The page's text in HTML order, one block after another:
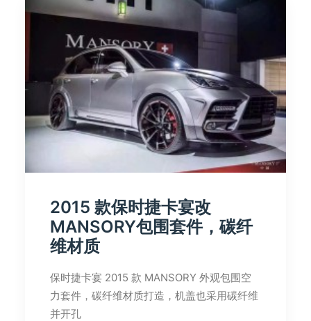
2015 款保时捷卡宴改
MANSORY包围套件，碳纤
维材质
保时捷卡宴 2015 款 MANSORY 外观包围空
力套件，碳纤维材质打造，机盖也采用碳纤维
并开孔